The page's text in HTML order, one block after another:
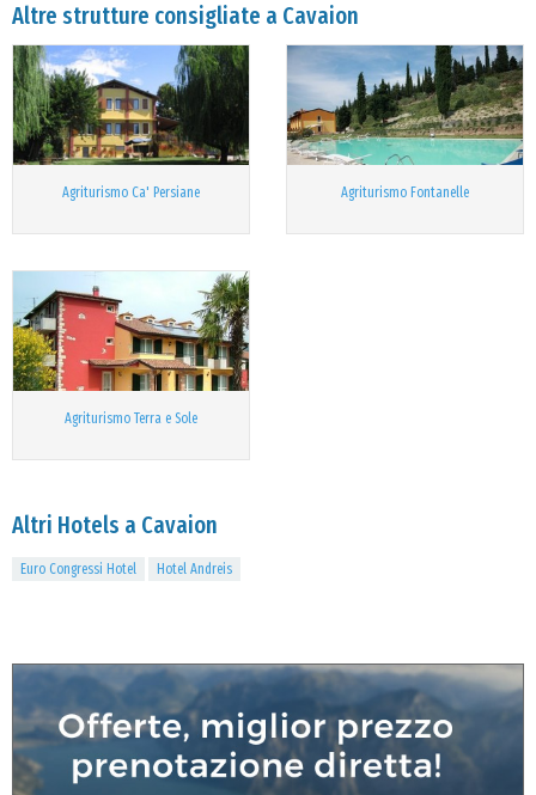
Altre strutture consigliate a Cavaion
Agriturismo Ca' Persiane Agriturismo Fontanelle
Agriturismo Terra e Sole
Altri Hotels a Cavaion
Euro Congressi Hotel Hotel Andreis